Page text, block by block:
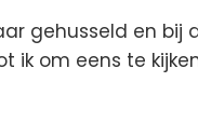
gehusseld en bij
ik om eens te